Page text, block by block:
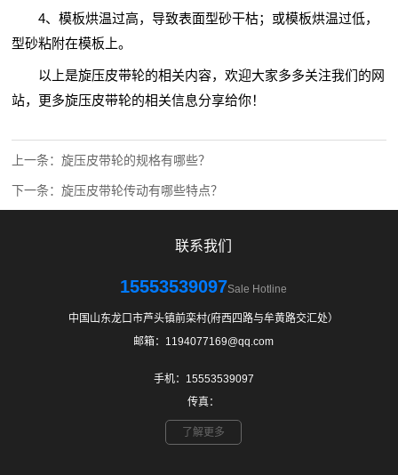
4、模板烘温过高，导致表面型砂干枯；或模板烘温过低，
型砂粘附在模板上。
以上是旋压皮带轮的相关内容，欢迎大家多多关注我们的网
站，更多旋压皮带轮的相关信息分享给你！
上一条：旋压皮带轮的规格有哪些？
下一条：旋压皮带轮传动有哪些特点？
联系我们
15553539097Sale Hotline
中国山东龙口市芦头镇前栾村(府西四路与牟黄路交汇处）
邮箱：1194077169@qq.com
手机：15553539097
传真：
了解更多